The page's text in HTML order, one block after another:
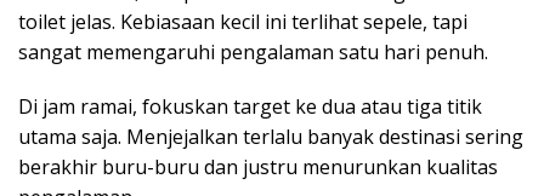
toilet jelas. Kebiasaan kecil ini terlihat sepele, tapi
sangat memengaruhi pengalaman satu hari penuh.
Di jam ramai, fokuskan target ke dua atau tiga titik
utama saja. Menjejalkan terlalu banyak destinasi sering
berakhir buru-buru dan justru menurunkan kualitas